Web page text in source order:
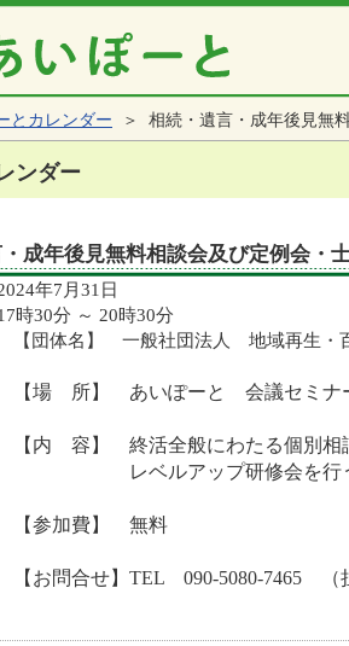
とカレンダー ＞ 相続・遺言・成年後見無
ンダー
成年後見無料相談会及び定例会・
年7月31日
時30分 ～ 20時30分
【団体名】 一般社団法人 地域再生・
【場 所】 あいぽーと 会議セミナ
【内 容】 終活全般にわたる個別相
レベルアップ研修会を行
【参加費】 無料
【お問合せ】TEL 090-5080-7465 （